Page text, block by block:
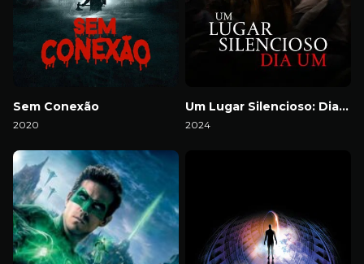
Sem Conexão
2020
Um Lugar Silencioso: Dia Um
2024